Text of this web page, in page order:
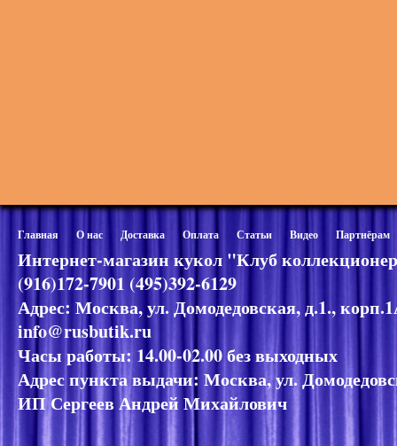
Главная О нас Доставка Оплата Статьи Видео Партнёрам
Интернет-магазин кукол "Клуб
(916)172-7901 (495)392-6129
Адрес: Москва, ул. Домодедовская, д.1.,
info@rusbutik.ru
Часы работы: 14.00-02.00 без выходных
Адрес пункта выдачи: Москва, ул.
ИП Сергеев Андрей Михайлович